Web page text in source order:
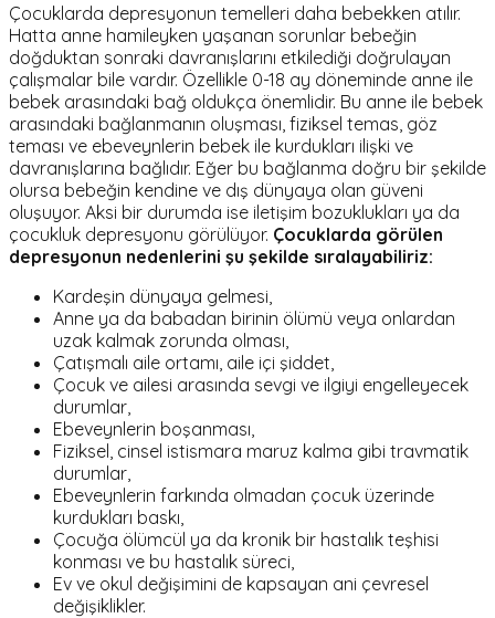
Çocuklarda depresyonun temelleri daha bebekken atılır.
Hatta anne hamileyken yaşanan sorunlar bebeğin
doğduktan sonraki davranışlarını etkilediği doğrulayan
çalışmalar bile vardır. Özellikle 0-18 ay döneminde anne ile
bebek arasındaki bağ oldukça önemlidir. Bu anne ile bebek
arasındaki bağlanmanın oluşması, fiziksel temas, göz
teması ve ebeveynlerin bebek ile kurdukları ilişki ve
davranışlarına bağlıdır. Eğer bu bağlanma doğru bir şekilde
olursa bebeğin kendine ve dış dünyaya olan güveni
oluşuyor. Aksi bir durumda ise iletişim bozuklukları ya da
çocukluk depresyonu görülüyor. Çocuklarda görülen
depresyonun nedenlerini şu şekilde sıralayabiliriz:
Kardeşin dünyaya gelmesi,
Anne ya da babadan birinin ölümü veya onlardan
uzak kalmak zorunda olması,
Çatışmalı aile ortamı, aile içi şiddet,
Çocuk ve ailesi arasında sevgi ve ilgiyi engelleyecek
durumlar,
Ebeveynlerin boşanması,
Fiziksel, cinsel istismara maruz kalma gibi travmatik
durumlar,
Ebeveynlerin farkında olmadan çocuk üzerinde
kurdukları baskı,
Çocuğa ölümcül ya da kronik bir hastalık teşhisi
konması ve bu hastalık süreci,
Ev ve okul değişimini de kapsayan ani çevresel
değişiklikler.